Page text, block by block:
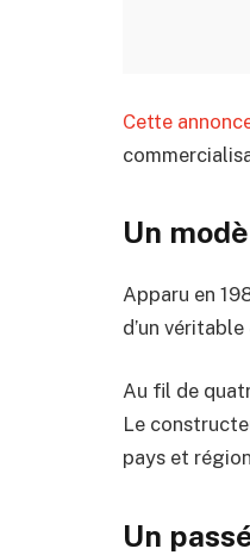
Cette
Un
Apparu en
d’un
Au fil de
Le
pays et
Un